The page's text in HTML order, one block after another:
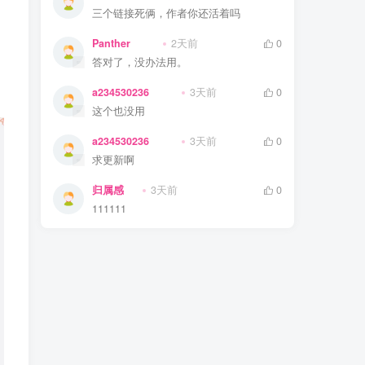
三个链接死俩，作者你还活着吗
Panther
0
答对了，没办法用。
a234530236 3天前
0
这个也没用
a234530236 3天前
0
求更新啊
归属感 3天前
0
111111